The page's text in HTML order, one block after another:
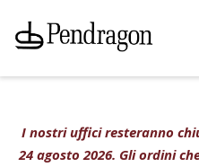
I nostri uffici resteranno
24 agosto 2026. Gli ordini